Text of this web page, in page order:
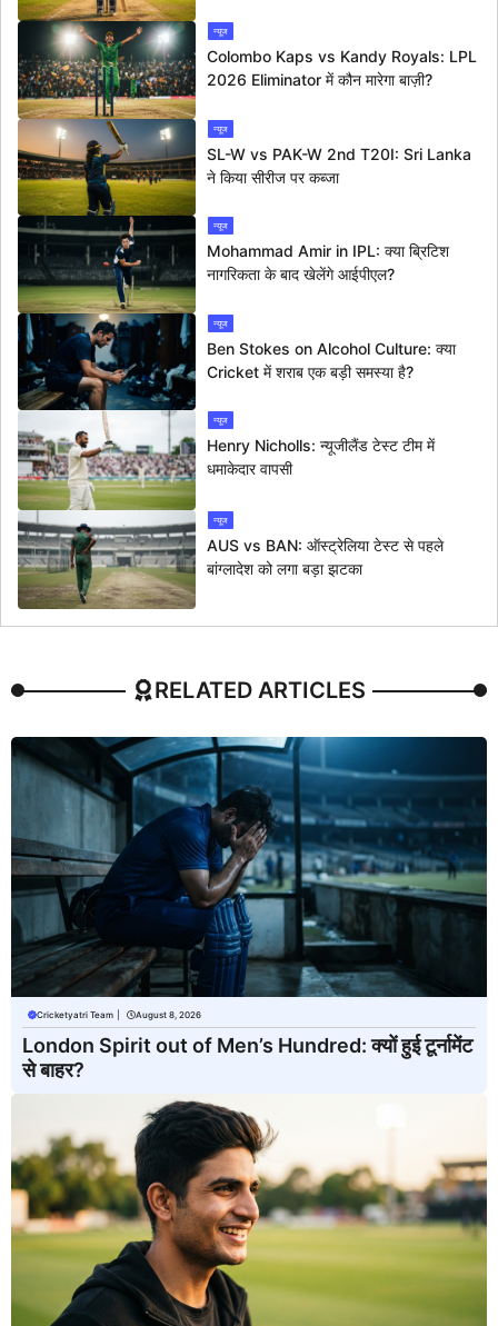
न्यूज
Colombo Kaps vs Kandy Royals: LPL
2026 Eliminator में कौन मारेगा बाज़ी?
न्यूज
SL-W vs PAK-W 2nd T20I: Sri Lanka
ने किया सीरीज पर कब्जा
न्यूज
Mohammad Amir in IPL: क्या ब्रिटिश
नागरिकता के बाद खेलेंगे आईपीएल?
न्यूज
Ben Stokes on Alcohol Culture: क्या
Cricket में शराब एक बड़ी समस्या है?
न्यूज
Henry Nicholls: न्यूजीलैंड टेस्ट टीम में
धमाकेदार वापसी
न्यूज
AUS vs BAN: ऑस्ट्रेलिया टेस्ट से पहले
बांग्लादेश को लगा बड़ा झटका
RELATED ARTICLES
Cricketyatri Team August 8, 2026
London Spirit out of Men’s Hundred: क्यों हुई टूर्नामेंट
से बाहर?